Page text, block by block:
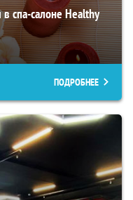
спа-салоне Healthy
ПОДРОБНЕЕ